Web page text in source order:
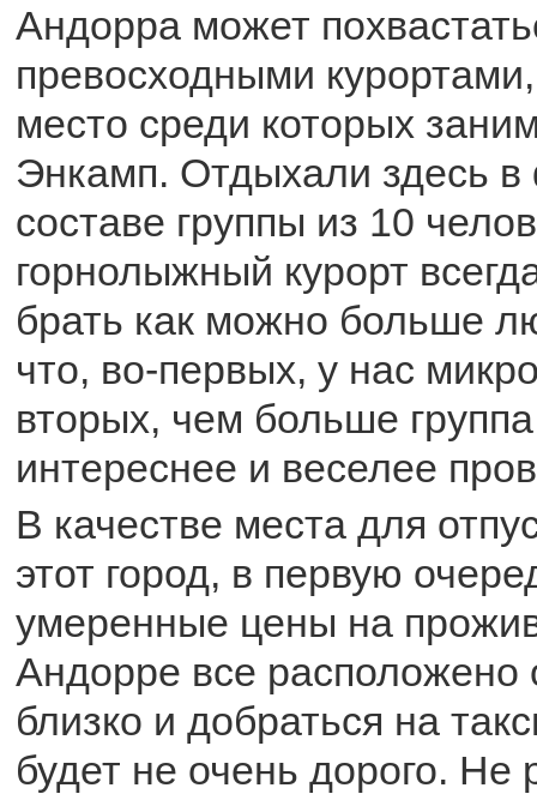
Андорра может
превосходными
место среди которых
Энкамп. Отдыхали здесь
составе группы из 10
горнолыжный курорт
брать как можно больше
что, во-первых, у нас
вторых, чем больше
интереснее и веселее
В качестве места для
этот город, в первую
умеренные цены на
Андорре все расположено
близко и добраться на
будет не очень дорого. Не